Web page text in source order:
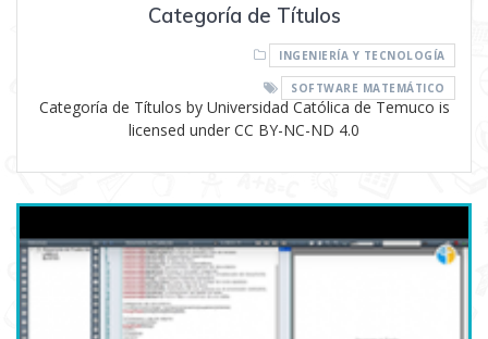
Categoría de Títulos
INGENIERÍA Y TECNOLOGÍA
SOFTWARE MATEMÁTICO
Categoría de Títulos by Universidad Católica de Temuco is
licensed under CC BY-NC-ND 4.0